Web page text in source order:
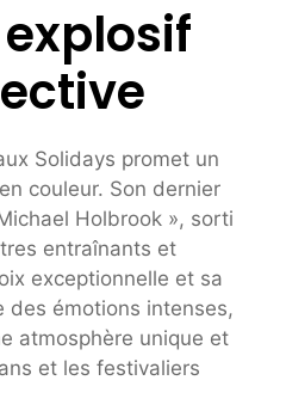
Solidays promet un
couleur. Son dernier
Holbrook », sorti
entraînants et
exceptionnelle et sa
des émotions intenses,
atmosphère unique et
et les festivaliers